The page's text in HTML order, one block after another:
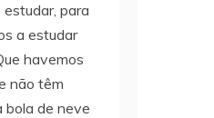
para
a estudar
havemos
não têm
bola de neve